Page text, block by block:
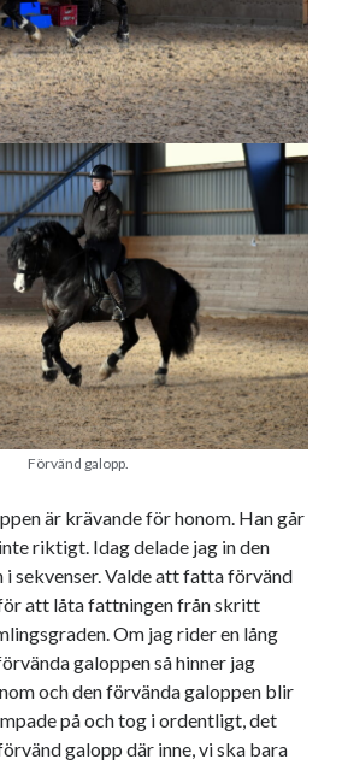
Förvänd galopp.
är krävande för honom. Han går
riktigt. Idag delade jag in den
sekvenser. Valde att fatta förvänd
att låta fattningen från skritt
Om jag rider en lång
galoppen så hinner jag
och den förvända galoppen blir
på och tog i ordentligt, det
galopp där inne, vi ska bara